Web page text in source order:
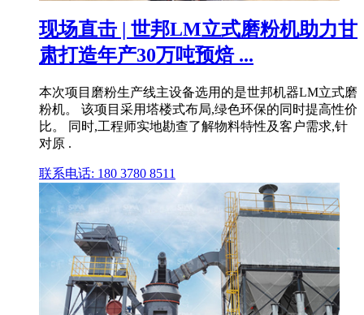
现场直击 | 世邦LM立式磨粉机助力甘
肃打造年产30万吨预焙 ...
本次项目磨粉生产线主设备选用的是世邦机器LM立式磨
粉机。 该项目采用塔楼式布局,绿色环保的同时提高性价
比。 同时,工程师实地勘查了解物料特性及客户需求,针
对原 .
联系电话: 180 3780 8511